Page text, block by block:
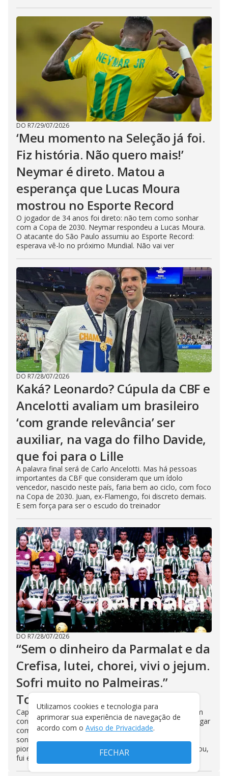
DO R7/29/07/2026
‘Meu momento na Seleção já foi.
Fiz história. Não quero mais!’
Neymar é direto. Matou a
esperança que Lucas Moura
mostrou no Esporte Record
O jogador de 34 anos foi direto: não tem como sonhar
com a Copa de 2030. Neymar respondeu a Lucas Moura.
O atacante do São Paulo assumiu ao Esporte Record:
esperava vê-lo no próximo Mundial. Não vai ver
DO R7/28/07/2026
Kaká? Leonardo? Cúpula da CBF e
Ancelotti avaliam um brasileiro
‘com grande relevância’ ser
auxiliar, na vaga do filho Davide,
que foi para o Lille
A palavra final será de Carlo Ancelotti. Mas há pessoas
importantes da CBF que consideram que um ídolo
vencedor, nascido neste país, faria bem ao ciclo, com foco
na Copa de 2030. Juan, ex-Flamengo, foi discreto demais.
E sem força para ser o escudo do treinador
DO R7/28/07/2026
“Sem o dinheiro da Parmalat e da
Crefisa, lutei, chorei, vivi o jejum.
Sofri muito no Palmeiras.”
Toninho
Capitão do Palmeiras quando o clube ficou 16 anos sem
conquistas, Toninho Cecílio relembra como era difícil jogar
com a camisa verde. ‘Tenho muito orgulho. Realizei o
sonho da minha vida. Mas o clube viveu um dos seus
piores momentos da história. Quando a Parmalat chegou,
fui embora. Errei...’
Utilizamos cookies e tecnologia para
aprimorar sua experiência de navegação de
acordo com o Aviso de Privacidade.
FECHAR